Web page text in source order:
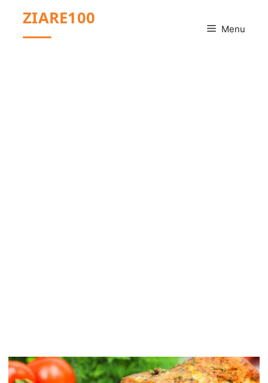
conținut
ZIARE100
Menu